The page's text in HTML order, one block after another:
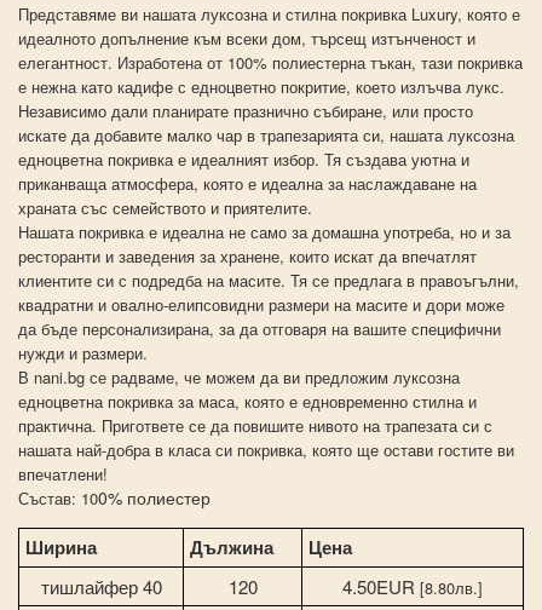
Представяме ви нашата луксозна и стилна покривка Luxury, която е
идеалното допълнение към всеки дом, търсещ изтънченост и
елегантност. Изработена от 100% полиестерна тъкан, тази покривка
е нежна като кадифе с едноцветно покритие, което излъчва лукс.
Независимо дали планирате празнично събиране, или просто
искате да добавите малко чар в трапезарията си, нашата луксозна
едноцветна покривка е идеалният избор. Тя създава уютна и
приканваща атмосфера, която е идеална за наслаждаване на
храната със семейството и приятелите.
Нашата покривка е идеална не само за домашна употреба, но и за
ресторанти и заведения за хранене, които искат да впечатлят
клиентите си с подредба на масите. Тя се предлага в правоъгълни,
квадратни и овално-елипсовидни размери на масите и дори може
да бъде персонализирана, за да отговаря на вашите специфични
нужди и размери.
В nani.bg се радваме, че можем да ви предложим луксозна
едноцветна покривка за маса, която е едновременно стилна и
практична. Пригответе се да повишите нивото на трапезата си с
нашата най-добра в класа си покривка, която ще остави гостите ви
впечатлени!
Състав: 100% полиестер
Ширина Дължина Цена
тишлайфер 40 120 4.50EUR [8.80лв.]